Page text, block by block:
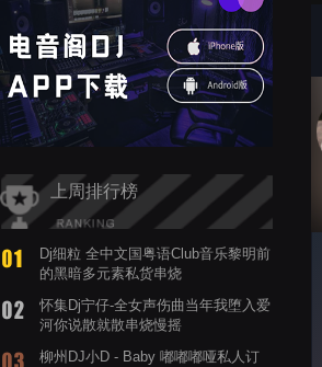
上周排行榜
Dj细粒 全中文国粤语Club音乐黎明前
的黑暗多元素私货串烧
怀集Dj宁仔-全女声伤曲当年我堕入爱
河你说散就散串烧慢摇
柳州DJ小D - Baby 嘟嘟嘟哑私人订